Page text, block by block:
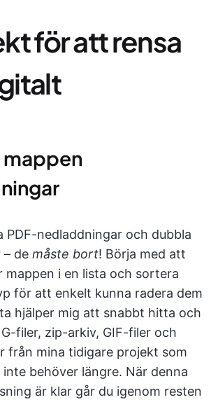
för att rensa
mappen
PDF-nedladdningar och dubbla
– de måste bort! Börja med att
mappen i en lista och sortera
för att enkelt kunna radera dem
hjälper mig att snabbt hitta och
filer, zip-arkiv, GIF-filer och
från mina tidigare projekt som
behöver längre. När denna
är klar går du igenom resten